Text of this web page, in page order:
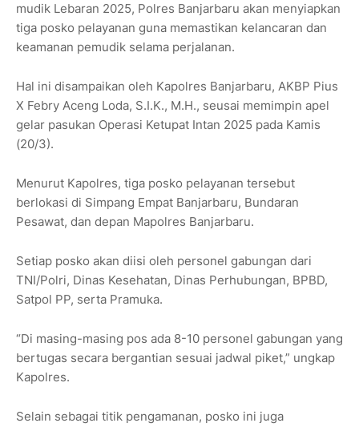
mudik Lebaran 2025, Polres Banjarbaru akan menyiapkan
tiga posko pelayanan guna memastikan kelancaran dan
keamanan pemudik selama perjalanan.
Hal ini disampaikan oleh Kapolres Banjarbaru, AKBP Pius
X Febry Aceng Loda, S.I.K., M.H., seusai memimpin apel
gelar pasukan Operasi Ketupat Intan 2025 pada Kamis
(20/3).
Menurut Kapolres, tiga posko pelayanan tersebut
berlokasi di Simpang Empat Banjarbaru, Bundaran
Pesawat, dan depan Mapolres Banjarbaru.
Setiap posko akan diisi oleh personel gabungan dari
TNI/Polri, Dinas Kesehatan, Dinas Perhubungan, BPBD,
Satpol PP, serta Pramuka.
“Di masing-masing pos ada 8-10 personel gabungan yang
bertugas secara bergantian sesuai jadwal piket,” ungkap
Kapolres.
Selain sebagai titik pengamanan, posko ini juga